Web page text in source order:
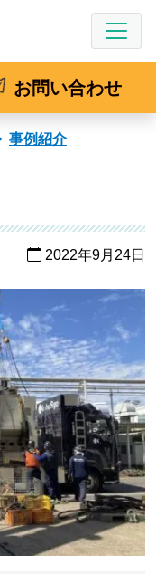
お問い合わせ
事例紹介
2022年9月24日